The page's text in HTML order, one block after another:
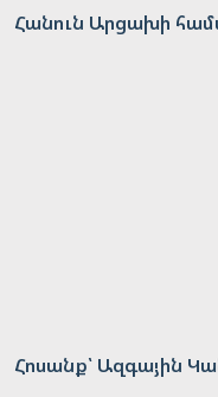
Հանուն Արցախի
Հոսանք՝ Ազգային